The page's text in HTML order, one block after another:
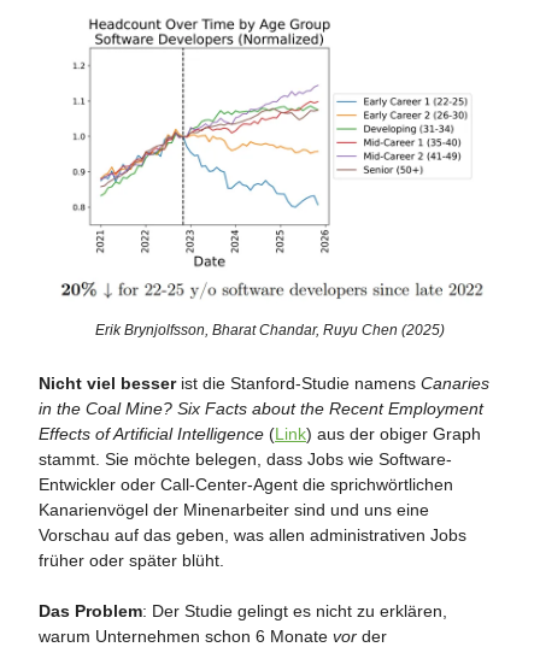
Erik Brynjolfsson, Bharat Chandar, Ruyu Chen (2025)
Nicht viel besserist die Stanford-Studie namens Canaries
in the Coal Mine? Six Facts about the Recent Employment
Effects of Artificial Intelligence (Link) aus der obiger Graph
stammt. Sie möchte belegen, dass Jobs wie Software-
Entwickler oder Call-Center-Agent die sprichwörtlichen
Kanarienvögel der Minenarbeiter sind und uns eine
Vorschau auf das geben, was allen administrativen Jobs
früher oder später blüht.
Das Problem: Der Studie gelingt es nicht zu erklären,
warum Unternehmen schon 6 Monate vor der